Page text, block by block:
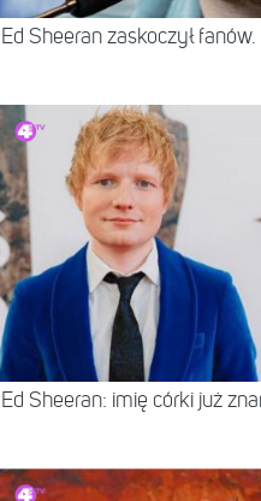
Ed Sheeran zaskoczył
Ed Sheeran: imię córki już